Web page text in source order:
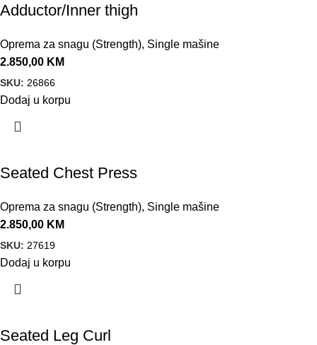
Adductor/Inner thigh
Oprema za snagu (Strength), Single mašine
2.850,00 KM
SKU: 26866
Dodaj u korpu
Seated Chest Press
Oprema za snagu (Strength), Single mašine
2.850,00 KM
SKU: 27619
Dodaj u korpu
Seated Leg Curl